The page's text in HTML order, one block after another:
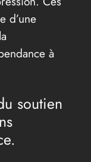
d’une
à
soutien